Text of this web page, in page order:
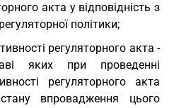
акта у відповідність з
політики;
регуляторного акта -
яких при проведенні
регуляторного акта
впровадження цього